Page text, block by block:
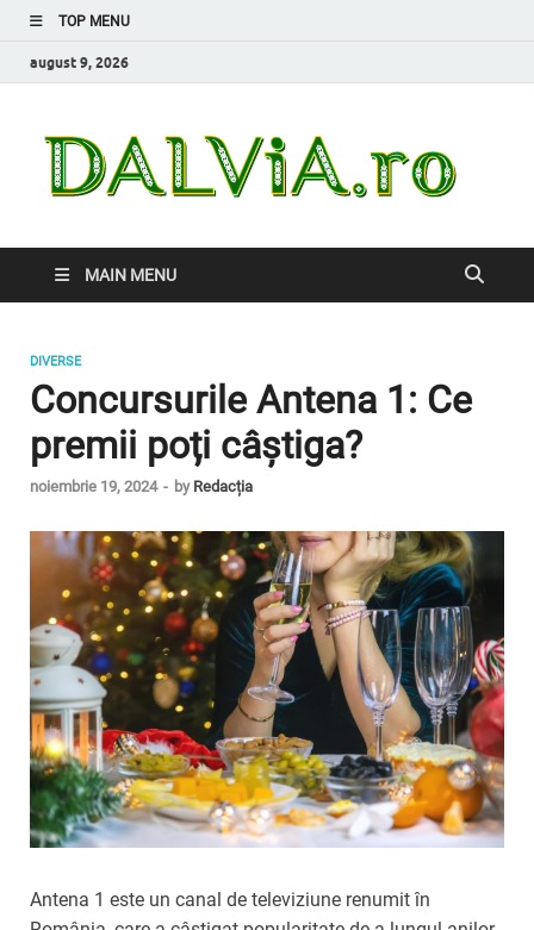
TOP MENU
august 9, 2026
MAIN MENU
DIVERSE
Concursurile Antena 1: Ce
premii poți câștiga?
noiembrie 19, 2024 - by Redacția
Antena 1 este un canal de televiziune renumit în